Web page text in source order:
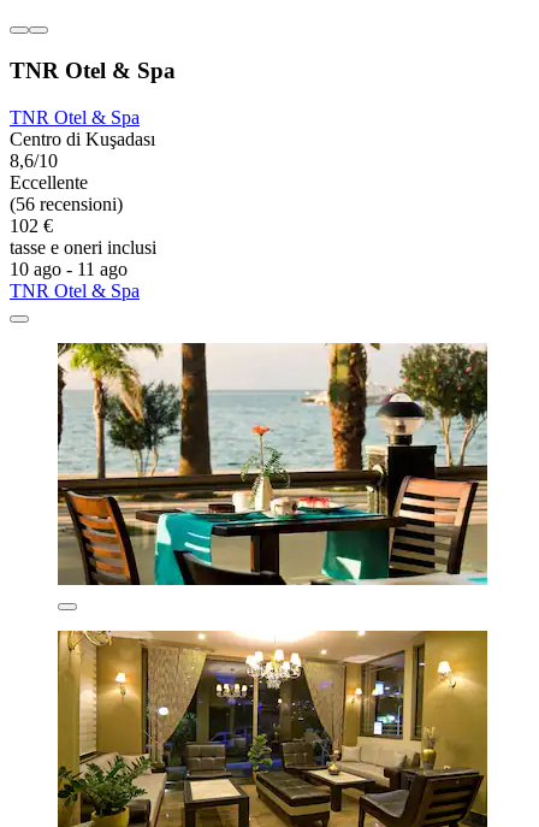
TNR Otel & Spa
TNR Otel & Spa
Centro di Kuşadası
8,6/10
Eccellente
(56 recensioni)
102 €
tasse e oneri inclusi
10 ago - 11 ago
TNR Otel & Spa